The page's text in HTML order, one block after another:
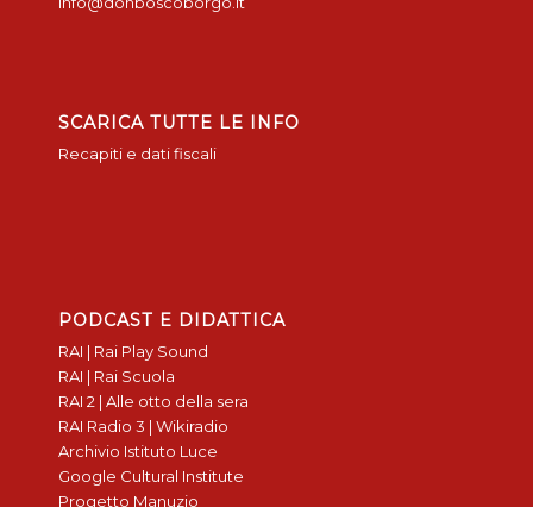
SCARICA TUTTE LE INFO
Recapiti e dati fiscali
PODCAST E DIDATTICA
RAI | Rai Play Sound
RAI | Rai Scuola
RAI 2 | Alle otto della sera
RAI Radio 3 | Wikiradio
Archivio Istituto Luce
Google Cultural Institute
Progetto Manuzio